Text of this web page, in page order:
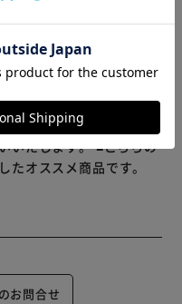
の確認及び商品のお届け
。
っていた場合、キャンセ
しております。
いたします。■こちらの
たオススメ商品です。
お問合せ